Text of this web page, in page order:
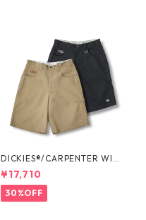
DICKIES®/CARPENTER WIDE
SHORTS -SEDAN ALL-PURPO
SE-
¥17,710
30%OFF